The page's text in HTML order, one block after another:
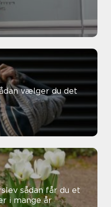
du et
i mange år